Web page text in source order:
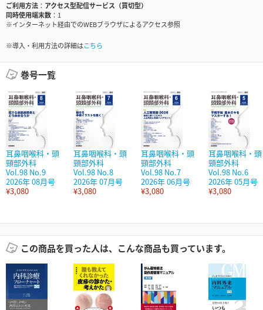
ご利用方法
アクセス型配信サービス（買切型）
同時使用端末数
1
※インターネット経由でのWEBブラウザによるアクセス参照
※導入・利用方法の詳細はこちら
巻号一覧
耳鼻咽喉科・頭
頸部外科
Vol.98 No.9
2026年 08月号
¥3,080
耳鼻咽喉科・頭
頸部外科
Vol.98 No.8
2026年 07月号
¥3,080
耳鼻咽喉科・頭
頸部外科
Vol.98 No.7
2026年 06月号
¥3,080
耳鼻咽喉科・頭
頸部外科
Vol.98 No.6
2026年 05月号
¥3,080
この商品を買った人は、こんな商品も買っています。